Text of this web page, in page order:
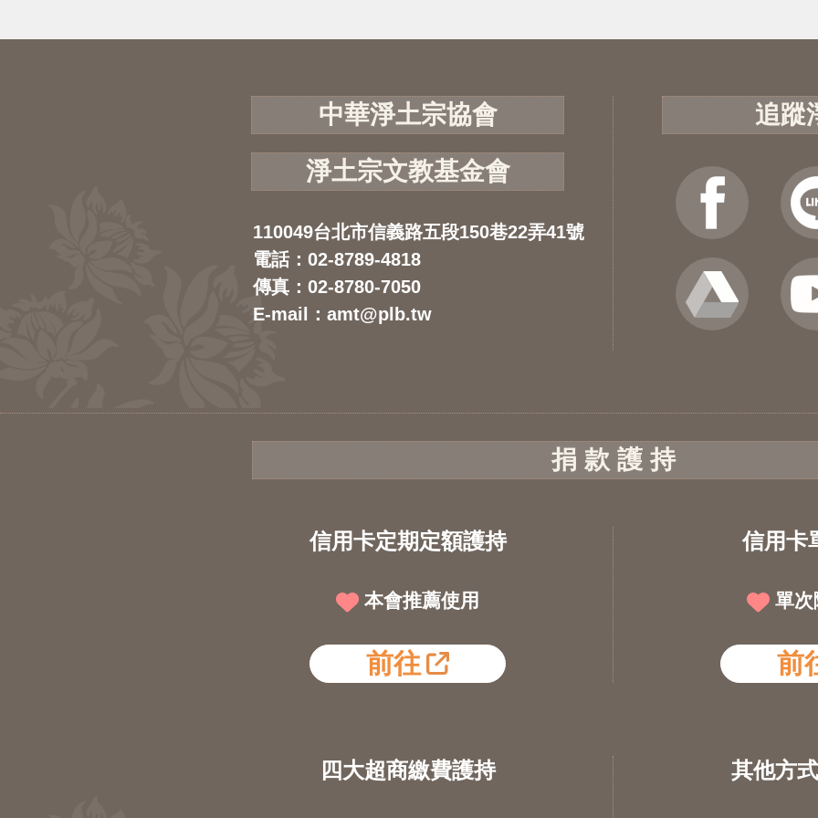
中華淨土宗協會
淨土宗文教基金會
110049台北市信義路五段150巷22弄41號
電話：02-8789-4818
傳真：02-8780-7050
E-mail：amt@plb.tw
追蹤
捐 款 護 持
信用卡定期定額護持
本會推薦使用
前往
信用卡
單次
前
四大超商繳費護持 其他方